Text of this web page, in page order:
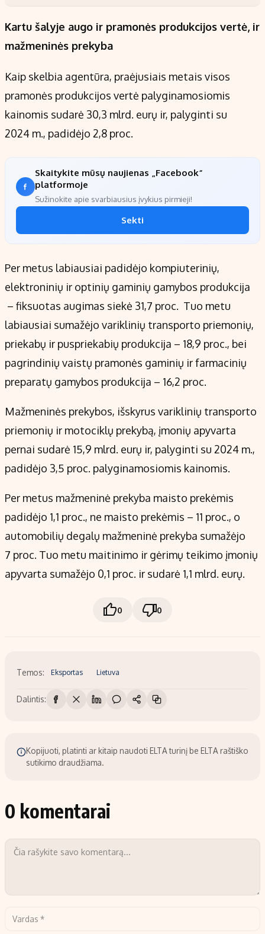
Kartu šalyje augo ir pramonės produkcijos vertė, ir
mažmeninės prekyba
Kaip skelbia agentūra, praėjusiais metais visos
pramonės produkcijos vertė palyginamosiomis
kainomis sudarė 30,3 mlrd. eurų ir, palyginti su
2024 m., padidėjo 2,8 proc.
Skaitykite mūsų naujienas „Facebook“
platformoje
Sužinokite apie svarbiausius įvykius pirmieji!
Sekti
Per metus labiausiai padidėjo kompiuterinių,
elektroninių ir optinių gaminių gamybos produkcija
– fiksuotas augimas siekė 31,7 proc. Tuo metu
labiausiai sumažėjo variklinių transporto priemonių,
priekabų ir puspriekabių produkcija – 18,9 proc., bei
pagrindinių vaistų pramonės gaminių ir farmacinių
preparatų gamybos produkcija – 16,2 proc.
Mažmeninės prekybos, išskyrus variklinių transporto
priemonių ir motociklų prekybą, įmonių apyvarta
pernai sudarė 15,9 mlrd. eurų ir, palyginti su 2024 m.,
padidėjo 3,5 proc. palyginamosiomis kainomis.
Per metus mažmeninė prekyba maisto prekėmis
padidėjo 1,1 proc., ne maisto prekėmis – 11 proc., o
automobilių degalų mažmeninė prekyba sumažėjo
7 proc. Tuo metu maitinimo ir gėrimų teikimo įmonių
apyvarta sumažėjo 0,1 proc. ir sudarė 1,1 mlrd. eurų.
0 0
Temos: Eksportas Lietuva
Dalintis:
Kopijuoti, platinti ar kitaip naudoti ELTA turinį be ELTA raštiško
sutikimo draudžiama.
0 komentarai